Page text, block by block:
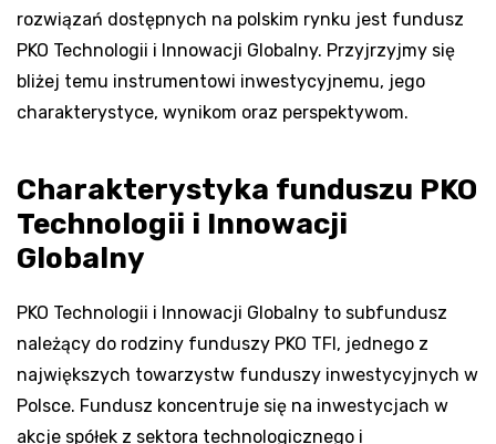
rozwiązań dostępnych na polskim rynku jest fundusz
PKO Technologii i Innowacji Globalny. Przyjrzyjmy się
bliżej temu instrumentowi inwestycyjnemu, jego
charakterystyce, wynikom oraz perspektywom.
Charakterystyka funduszu PKO
Technologii i Innowacji
Globalny
PKO Technologii i Innowacji Globalny to subfundusz
należący do rodziny funduszy PKO TFI, jednego z
największych towarzystw funduszy inwestycyjnych w
Polsce. Fundusz koncentruje się na inwestycjach w
akcje spółek z sektora technologicznego i